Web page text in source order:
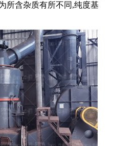
所含杂质有所不同,纯度基